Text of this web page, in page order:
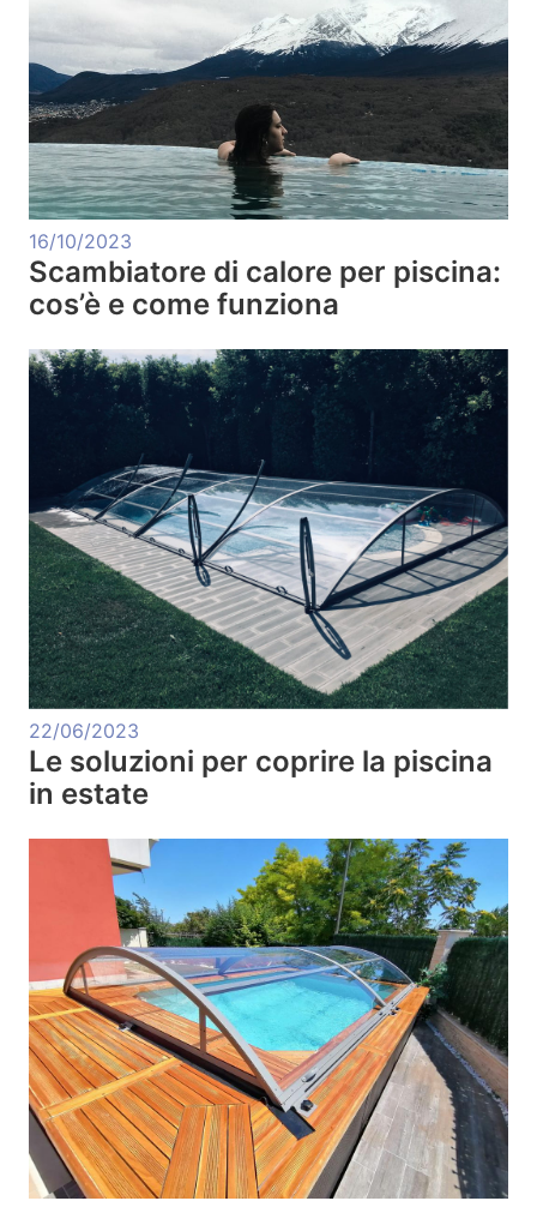
16/10/2023
Scambiatore di calore per piscina:
cos’è e come funziona
22/06/2023
Le soluzioni per coprire la piscina
in estate